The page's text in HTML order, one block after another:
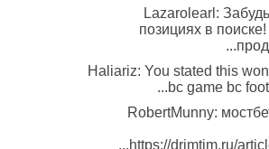
Lazarolearl:
позициях в
Haliariz: You stated this
bc game bc
RobertMunny:
https://drimtim.ru/